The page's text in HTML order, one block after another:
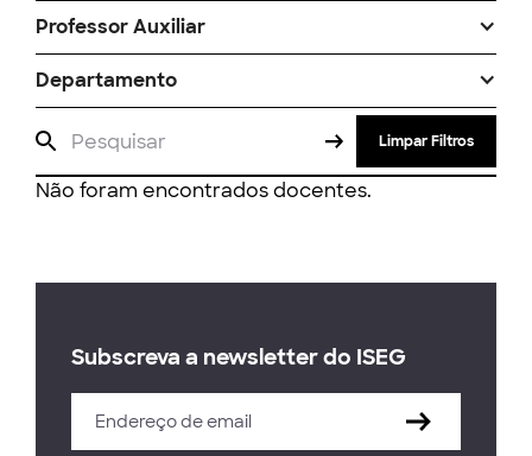
Professor Auxiliar
Departamento
Limpar Filtros
Não foram encontrados docentes.
Subscreva a newsletter do ISEG